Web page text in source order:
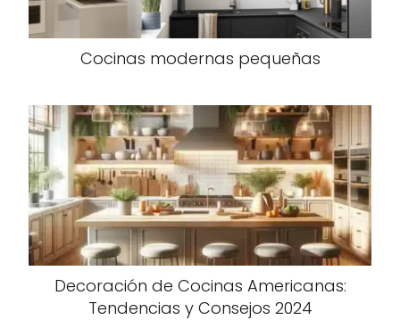
Cocinas modernas pequeñas
Decoración de Cocinas Americanas:
Tendencias y Consejos 2024